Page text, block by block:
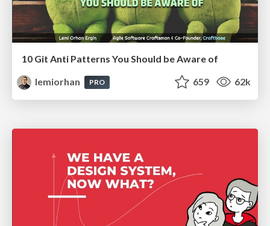
10 Git Anti Patterns You Should be Aware of
lemiorhan
PRO 659 62k